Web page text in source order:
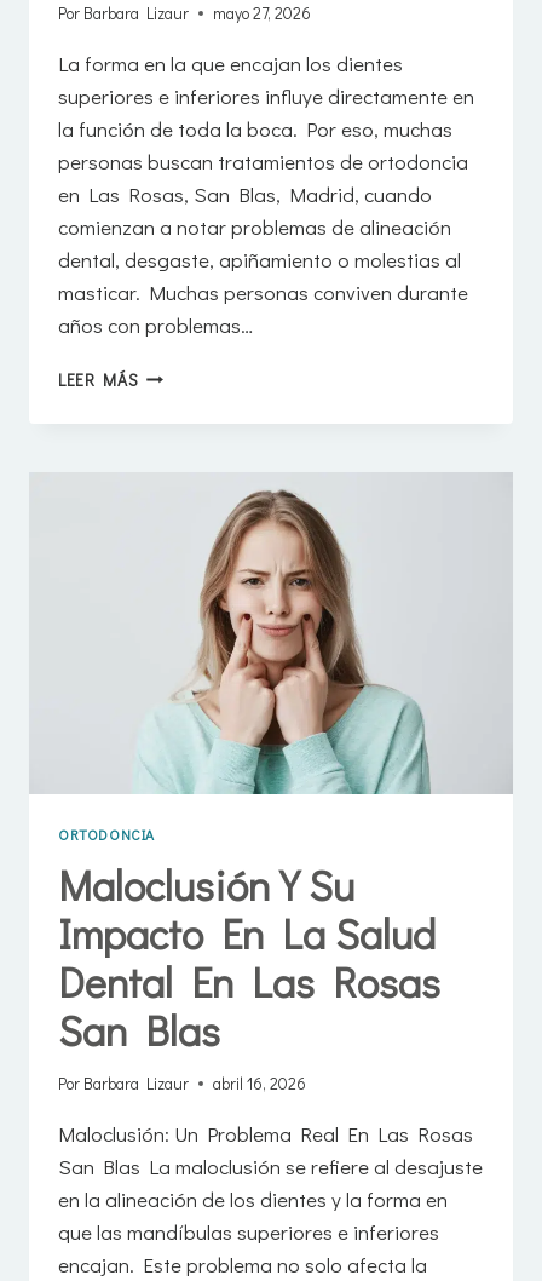
Por Barbara Lizaur mayo 27, 2026
La forma en la que encajan los dientes
superiores e inferiores influye directamente en
la función de toda la boca. Por eso, muchas
personas buscan tratamientos de ortodoncia
en Las Rosas, San Blas, Madrid, cuando
comienzan a notar problemas de alineación
dental, desgaste, apiñamiento o molestias al
masticar. Muchas personas conviven durante
años con problemas…
LEER MÁSPROBLEMAS
MORDIDA
MADRID
ORTODONCIA
Maloclusión Y Su
Impacto En La Salud
Dental En Las Rosas
San Blas
Por Barbara Lizaur abril 16, 2026
Maloclusión: Un Problema Real En Las Rosas
San Blas La maloclusión se refiere al desajuste
en la alineación de los dientes y la forma en
que las mandíbulas superiores e inferiores
encajan. Este problema no solo afecta la